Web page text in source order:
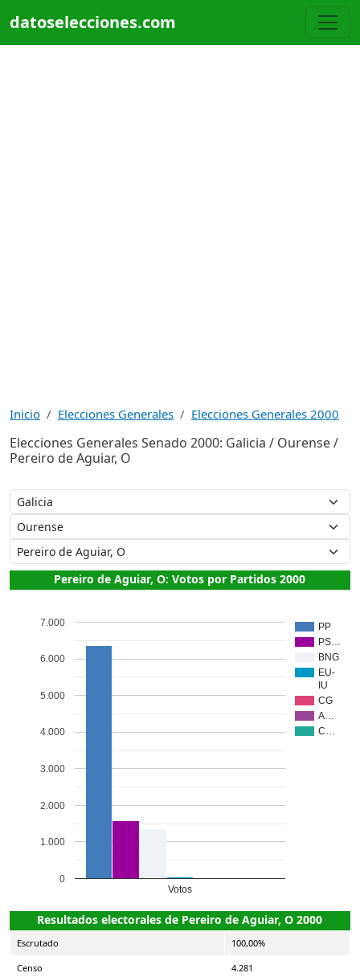
datoselecciones.com
Inicio Elecciones Generales Elecciones Generales 2000
Elecciones Generales Senado 2000: Galicia / Ourense /
Pereiro de Aguiar, O
Pereiro de Aguiar, O: Votos por Partidos 2000
PP
PS…
BNG
EU-
IU
CG
A…
C…
Votos
0
1.000
2.000
3.000
4.000
5.000
6.000
7.000
Resultados electorales de Pereiro de Aguiar, O 2000
Escrutado 100,00%
Censo 4.281